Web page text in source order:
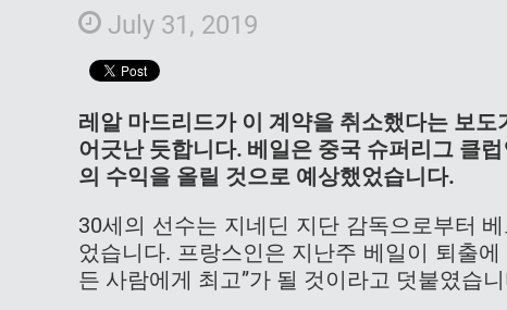
July 31, 2019
레알 마드리드가 이 계약을 취소했다는 보
어긋난 듯합니다. 베일은 중국 슈퍼리그 클
의 수익을 올릴 것으로 예상했었습니다.
30세의 선수는 지네딘 지단 감독으로부터
었습니다. 프랑스인은 지난주 베일이 퇴출
든 사람에게 최고”가 될 것이라고 덧붙였습